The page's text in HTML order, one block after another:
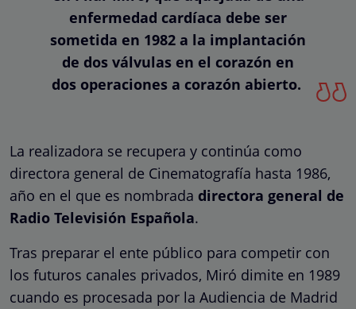
enfermedad cardíaca debe ser
sometida en 1982 a la implantación
de dos válvulas en el corazón en
dos operaciones a corazón abierto.
La realizadora se recupera y continúa como
directora general de Cinematografía hasta 1986,
año en el que es nombrada directora general de
Radio Televisión Española.
Tras preparar el ente público para competir con
los futuros canales privados, Miró dimite en 1989
cuando es procesada por la Audiencia de Madrid